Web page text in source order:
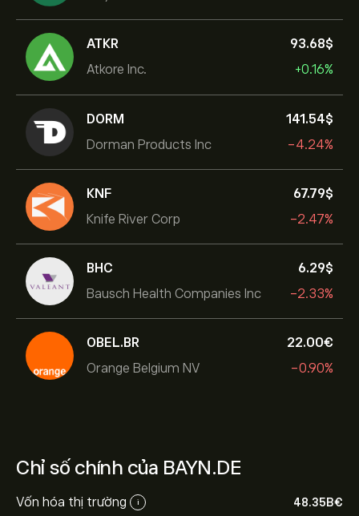
ATKR
Atkore Inc.
93.68‎$‎
+0.16%
DORM
Dorman Products Inc
141.54‎$‎
-4.24%
KNF
Knife River Corp
67.79‎$‎
-2.47%
BHC
Bausch Health Companies Inc
6.29‎$‎
-2.33%
OBEL.BR
Orange Belgium NV
22.00‎€‎
-0.90%
Chỉ số chính của BAYN.DE
Vốn hóa thị trường i 48.35B‎€‎